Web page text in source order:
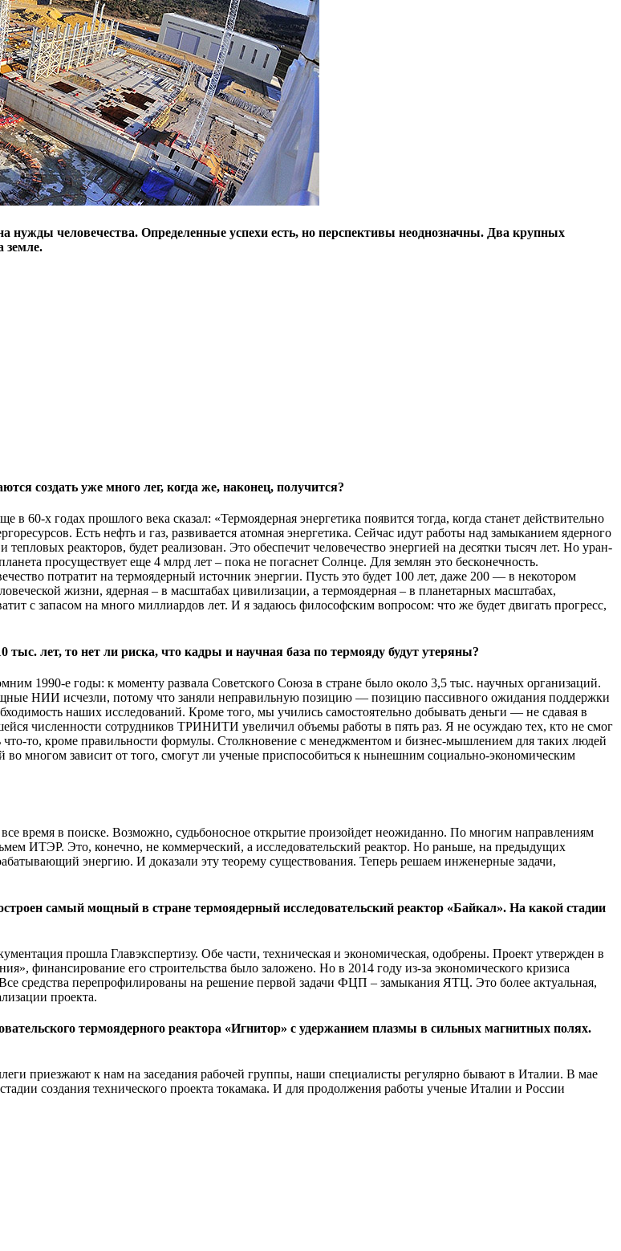
нужды человечества. Определенные успехи есть, но перспективы неоднозначны. Два крупных
земле.
создать уже много лег, когда же, наконец, получится?
х годах прошлого века сказал: «Термоядерная энергетика появится тогда, когда станет действительно
Есть нефть и газ, развивается атомная энергетика. Сейчас идут работы над замыканием ядерного
реакторов, будет реализован. Это обеспечит человечество энергией на десятки тысяч лет. Но уран-
просуществует еще 4 млрд лет – пока не погаснет Солнце. Для землян это бесконечность.
потратит на термоядерный источник энергии. Пусть это будет 100 лет, даже 200 — в некотором
жизни, ядерная – в масштабах цивилизации, а термоядерная – в планетарных масштабах,
с запасом на много миллиардов лет. И я задаюсь философским вопросом: что же будет двигать прогресс,
лет, то нет ли риска, что кадры и научная база по термояду будут утеряны?
1990-е годы: к моменту развала Советского Союза в стране было около 3,5 тыс. научных организаций.
НИИ исчезли, потому что заняли неправильную позицию — позицию пассивного ожидания поддержки
наших исследований. Кроме того, мы учились самостоятельно добывать деньги — не сдавая в
численности сотрудников ТРИНИТИ увеличил объемы работы в пять раз. Я не осуждаю тех, кто не смог
то, кроме правильности формулы. Столкновение с менеджментом и бизнес-мышлением для таких людей
многом зависит от того, смогут ли ученые приспособиться к нынешним социально-экономическим
время в поиске. Возможно, судьбоносное открытие произойдет неожиданно. По многим направлениям
ИТЭР. Это, конечно, не коммерческий, а исследовательский реактор. Но раньше, на предыдущих
энергию. И доказали эту теорему существования. Теперь решаем инженерные задачи,
самый мощный в стране термоядерный исследовательский реактор «Байкал». На какой стадии
прошла Главэкспертизу. Обе части, техническая и экономическая, одобрены. Проект утвержден в
финансирование его строительства было заложено. Но в 2014 году из-за экономического кризиса
средства перепрофилированы на решение первой задачи ФЦП – замыкания ЯТЦ. Это более актуальная,
проекта.
термоядерного реактора «Игнитор» с удержанием плазмы в сильных магнитных полях.
приезжают к нам на заседания рабочей группы, наши специалисты регулярно бывают в Италии. В мае
создания технического проекта токамака. И для продолжения работы ученые Италии и России